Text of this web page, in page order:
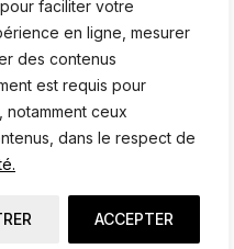
faciliter votre
en ligne, mesurer
des contenus
est requis pour
ceux
dans le respect de
ACCEPTER